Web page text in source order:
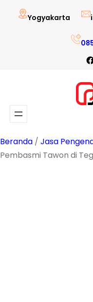
Lewati
Yogyakarta
Beranda / Jasa
Pembasmi Tawon di